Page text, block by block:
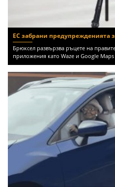
ЕС забрани предупрежденията
Брюксел развързва ръцете на
приложения като Waze и Google Maps